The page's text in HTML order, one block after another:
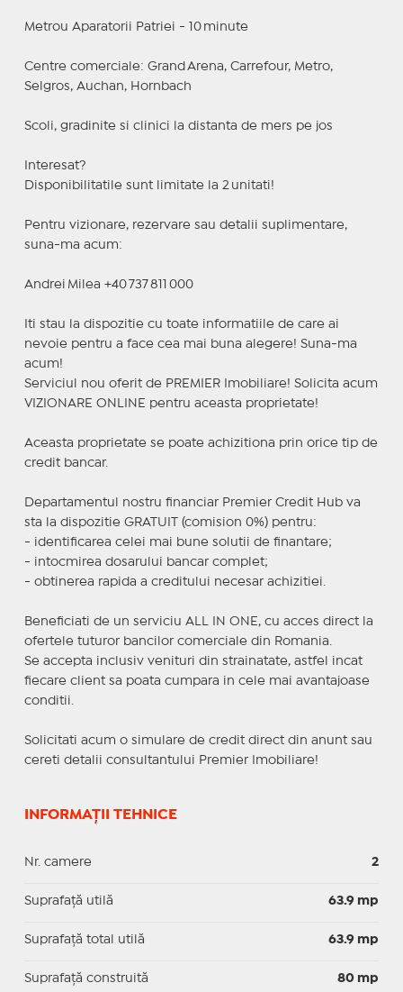
Metrou Aparatorii Patriei - 10 minute
Centre comerciale: Grand Arena, Carrefour, Metro,
Selgros, Auchan, Hornbach
Scoli, gradinite si clinici la distanta de mers pe jos
Interesat?
Disponibilitatile sunt limitate la 2 unitati!
Pentru vizionare, rezervare sau detalii suplimentare,
suna-ma acum:
Andrei Milea +40 737 811 000
Iti stau la dispozitie cu toate informatiile de care ai
nevoie pentru a face cea mai buna alegere! Suna-ma
acum!
Serviciul nou oferit de PREMIER Imobiliare! Solicita acum
VIZIONARE ONLINE pentru aceasta proprietate!
Aceasta proprietate se poate achizitiona prin orice tip de
credit bancar.
Departamentul nostru financiar Premier Credit Hub va
sta la dispozitie GRATUIT (comision 0%) pentru:
- identificarea celei mai bune solutii de finantare;
- intocmirea dosarului bancar complet;
- obtinerea rapida a creditului necesar achizitiei.
Beneficiati de un serviciu ALL IN ONE, cu acces direct la
ofertele tuturor bancilor comerciale din Romania.
Se accepta inclusiv venituri din strainatate, astfel incat
fiecare client sa poata cumpara in cele mai avantajoase
conditii.
Solicitati acum o simulare de credit direct din anunt sau
cereti detalii consultantului Premier Imobiliare!
INFORMAȚII TEHNICE
Nr. camere 2
Suprafaţă utilă 63.9 mp
Suprafaţă total utilă 63.9 mp
Suprafaţă construită 80 mp